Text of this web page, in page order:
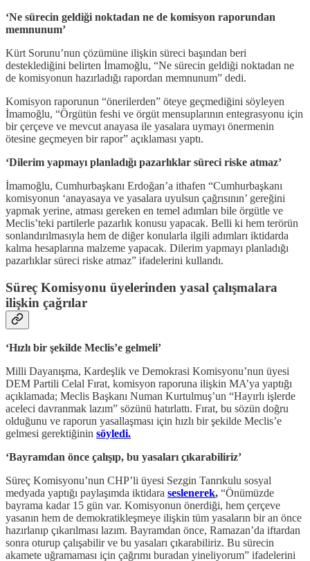
‘Ne sürecin geldiği noktadan ne de komisyon raporundan
memnunum’
Kürt Sorunu’nun çözümüne ilişkin süreci başından beri
desteklediğini belirten İmamoğlu, “Ne sürecin geldiği noktadan ne
de komisyonun hazırladığı rapordan memnunum” dedi.
Komisyon raporunun “önerilerden” öteye geçmediğini söyleyen
İmamoğlu, “Örgütün feshi ve örgüt mensuplarının entegrasyonu için
bir çerçeve ve mevcut anayasa ile yasalara uymayı önermenin
ötesine geçmeyen bir rapor” açıklaması yaptı.
‘Dilerim yapmayı planladığı pazarlıklar süreci riske atmaz’
İmamoğlu, Cumhurbaşkanı Erdoğan’a ithafen “Cumhurbaşkanı
komisyonun ‘anayasaya ve yasalara uyulsun çağrısının’ gereğini
yapmak yerine, atması gereken en temel adımları bile örgütle ve
Meclis’teki partilerle pazarlık konusu yapacak. Belli ki hem terörün
sonlandırılmasıyla hem de diğer konularla ilgili adımları iktidarda
kalma hesaplarına malzeme yapacak. Dilerim yapmayı planladığı
pazarlıklar süreci riske atmaz” ifadelerini kullandı.
Süreç Komisyonu üyelerinden yasal çalışmalara
ilişkin çağrılar
‘Hızlı bir şekilde Meclis’e gelmeli’
Milli Dayanışma, Kardeşlik ve Demokrasi Komisyonu’nun üyesi
DEM Partili Celal Fırat, komisyon raporuna ilişkin MA’ya yaptığı
açıklamada; Meclis Başkanı Numan Kurtulmuş’un “Hayırlı işlerde
aceleci davranmak lazım” sözünü hatırlattı. Fırat, bu sözün doğru
olduğunu ve raporun yasallaşması için hızlı bir şekilde Meclis’e
gelmesi gerektiğinin söyledi.
‘Bayramdan önce çalışıp, bu yasaları çıkarabiliriz’
Süreç Komisyonu’nun CHP’li üyesi Sezgin Tanrıkulu sosyal
medyada yaptığı paylaşımda iktidara seslenerek, “Önümüzde
bayrama kadar 15 gün var. Komisyonun önerdiği, hem çerçeve
yasanın hem de demokratikleşmeye ilişkin tüm yasaların bir an önce
hazırlanıp çıkarılması lazım. Bayramdan önce, Ramazan’da iftardan
sonra oturup çalışabilir ve bu yasaları çıkarabiliriz. Bu sürecin
akamete uğramaması için çağrımı buradan yineliyorum” ifadelerini